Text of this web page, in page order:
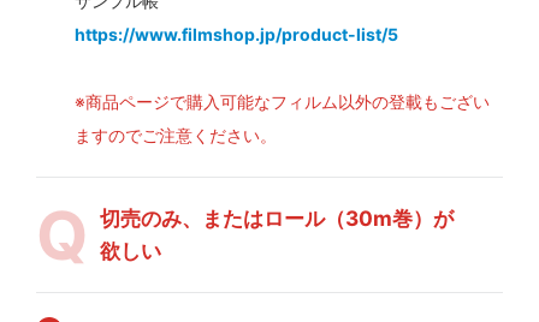
https://www.filmshop.jp/product-list/5
※商品ページで購入可能なフィルム以外の登載もござい
ますのでご注意ください。
切売のみ、またはロール（30m巻）が
欲しい